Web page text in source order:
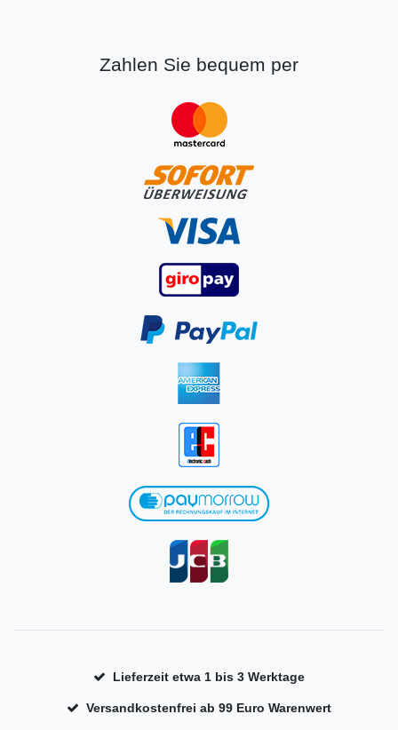
Zahlen Sie bequem per
Lieferzeit etwa 1 bis 3 Werktage
Versandkostenfrei ab 99 Euro Warenwert